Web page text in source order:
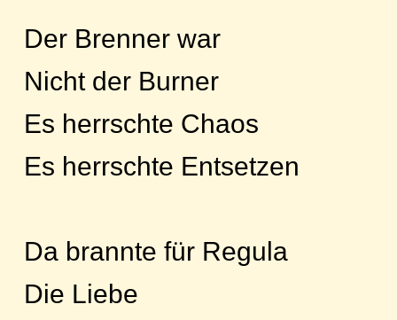
Der Brenner war
Nicht der Burner
Es herrschte Chaos
Es herrschte Entsetzen
Da brannte für Regula
Die Liebe